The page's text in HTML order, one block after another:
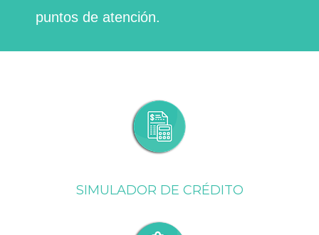
puntos de atención.
SIMULADOR DE CRÉDITO